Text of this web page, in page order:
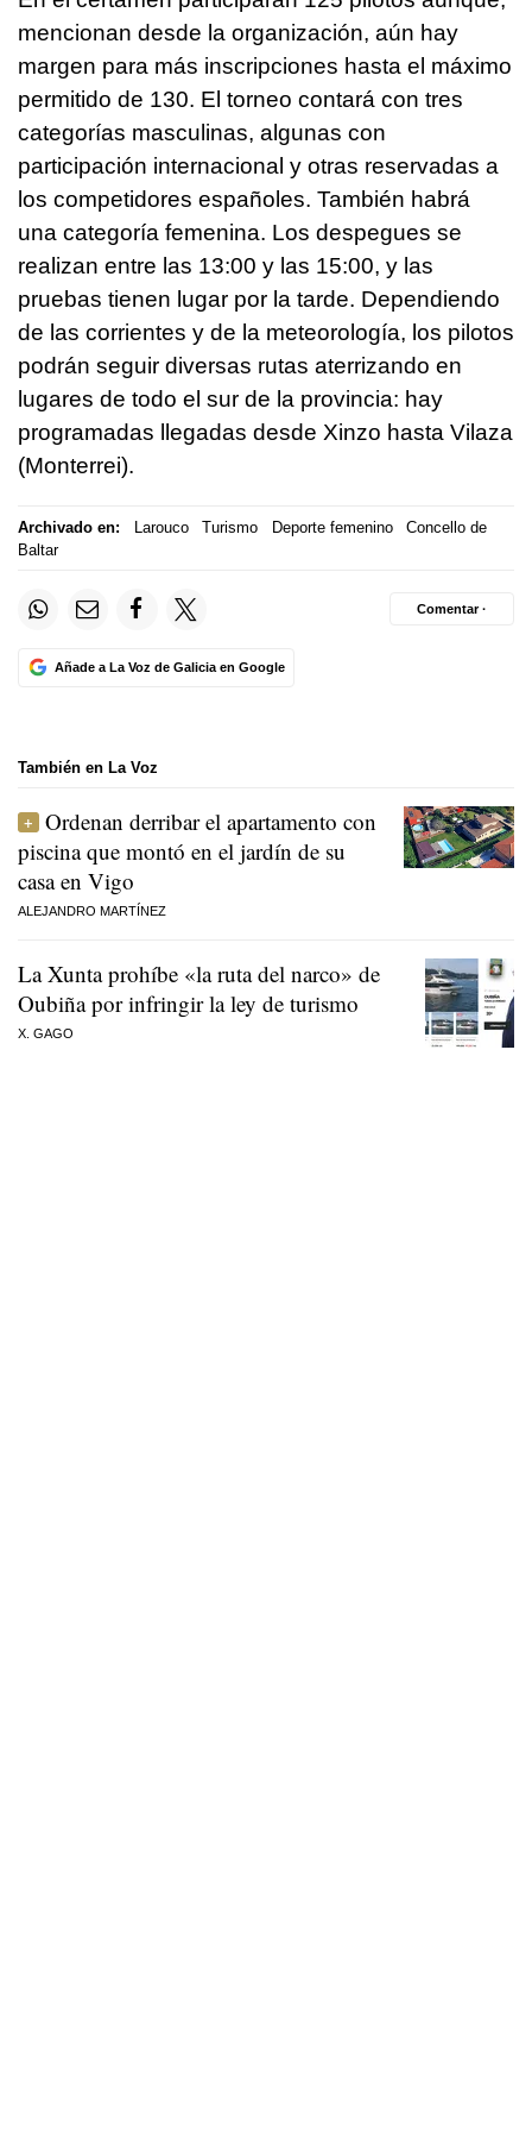
mencionan desde la organización, aún hay
margen para más inscripciones hasta el máximo
permitido de 130. El torneo contará con tres
categorías masculinas, algunas con
participación internacional y otras reservadas a
los competidores españoles. También habrá
una categoría femenina. Los despegues se
realizan entre las 13:00 y las 15:00, y las
pruebas tienen lugar por la tarde. Dependiendo
de las corrientes y de la meteorología, los pilotos
podrán seguir diversas rutas aterrizando en
lugares de todo el sur de la provincia: hay
programadas llegadas desde Xinzo hasta Vilaza
(Monterrei).
Archivado en: Larouco Turismo Deporte femenino
Concello de
Baltar
Añade a La Voz de Galicia en Google
Comentar ·
También en La Voz
Ordenan derribar el apartamento con
piscina que montó en el jardín de su
casa en Vigo
ALEJANDRO MARTÍNEZ
La Xunta prohíbe «la ruta del narco» de
Oubiña por infringir la ley de turismo
X. GAGO